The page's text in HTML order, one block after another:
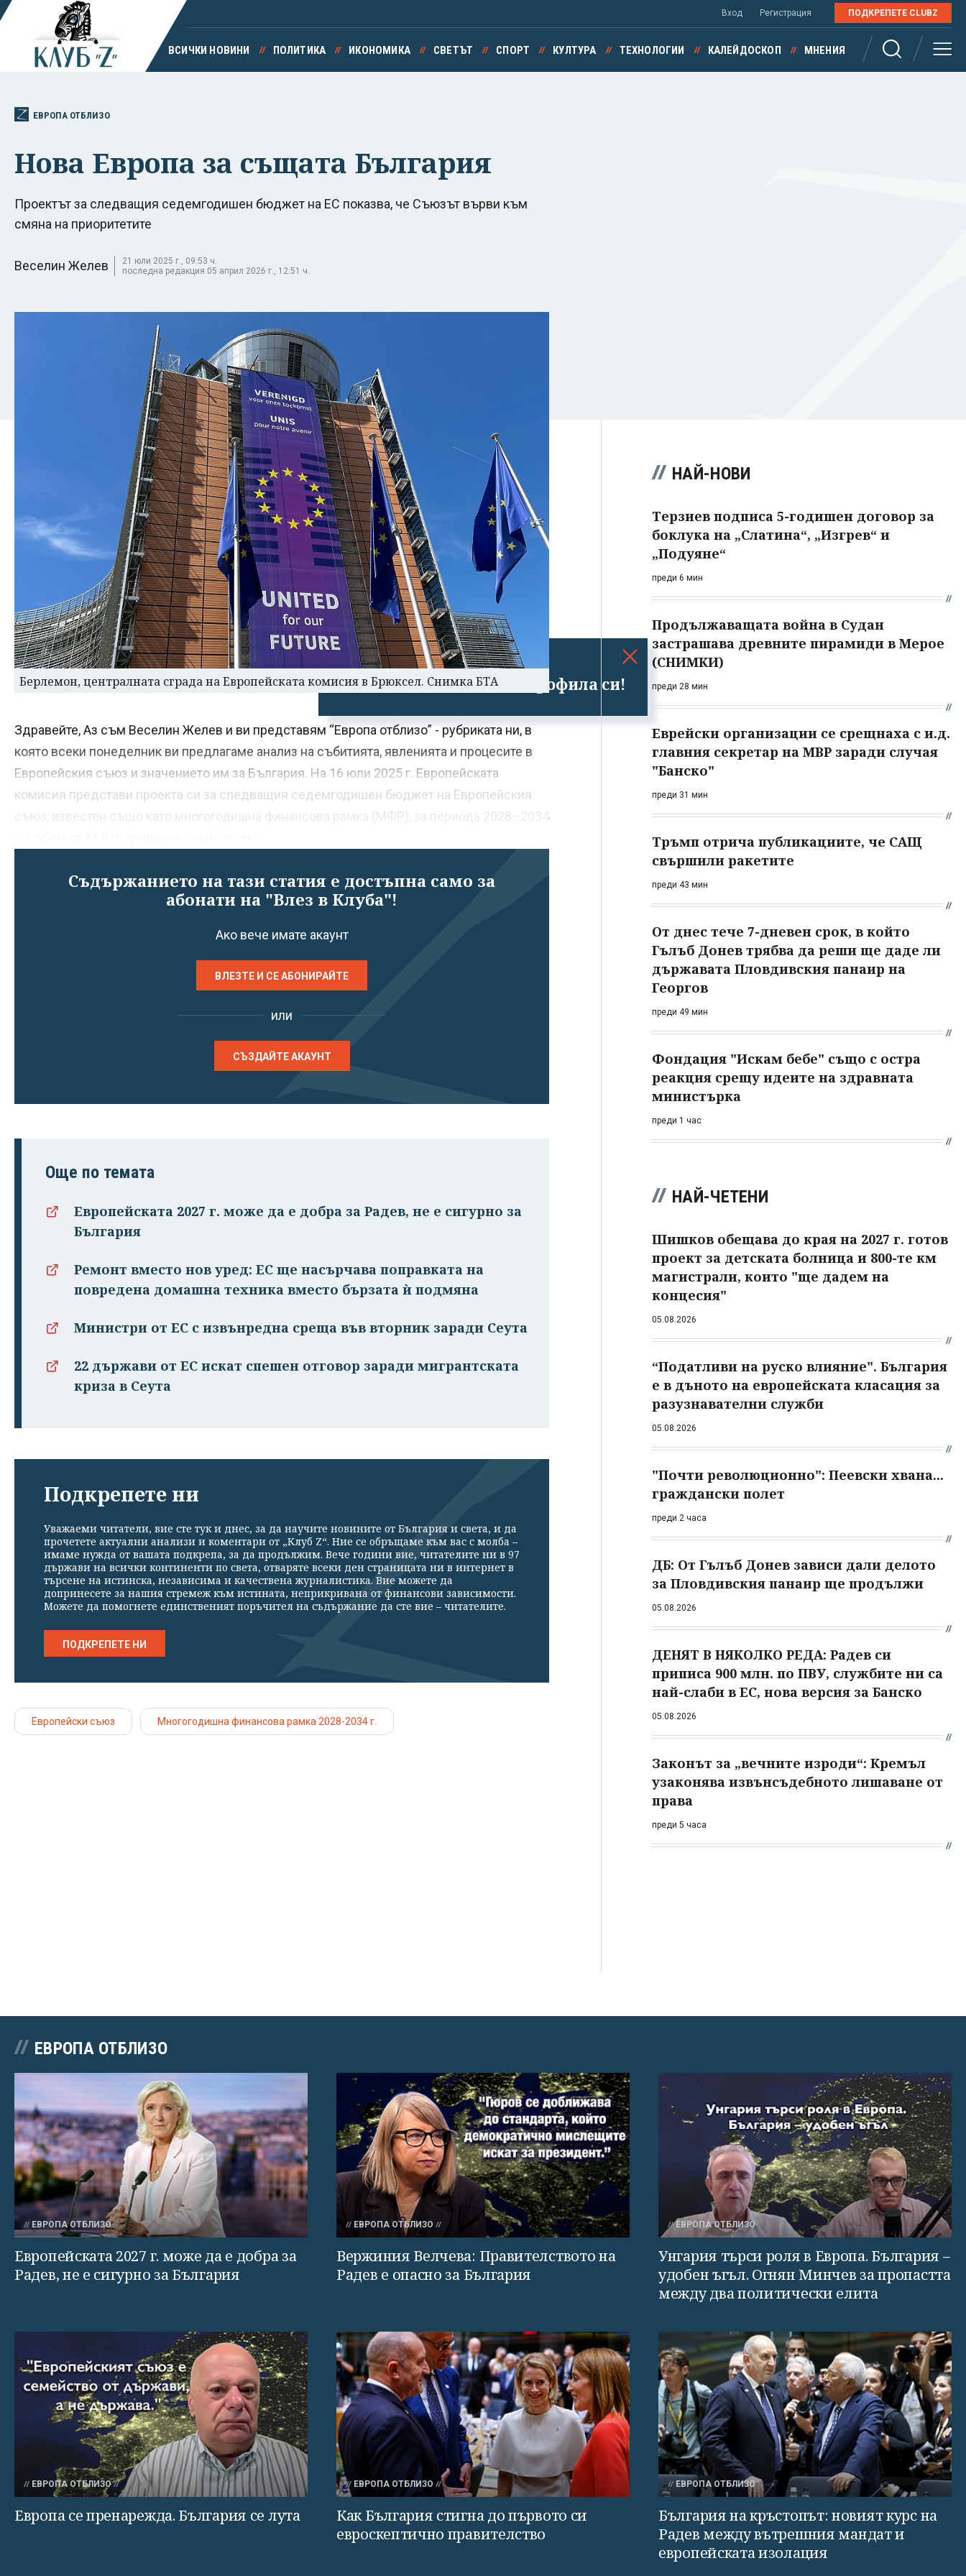
Успешно излязохте от профила си!
Вход Регистрация ПОДКРЕПЕТЕ CLUBZ
ВСИЧКИ НОВИНИ ПОЛИТИКА ИКОНОМИКА СВЕТЪТ СПОРТ КУЛТУРА ТЕХНОЛОГИИ КАЛЕЙДОСКОП МНЕНИЯ
ЕВРОПА ОТБЛИЗО
Нова Европа за същата България
Проектът за следващия седемгодишен бюджет на ЕС показва, че Съюзът върви към
смяна на приоритетите
Веселин Желев
21 юли 2025 г., 09:53 ч.
последна редакция 05 април 2026 г., 12:51 ч.
Берлемон, централната сграда на Европейската комисия в Брюксел. Снимка БТА
Здравейте, Аз съм Веселин Желев и ви представям “Европа отблизо” - рубриката ни, в
която всеки понеделник ви предлагаме анализ на събитията, явленията и процесите в
Европейския съюз и значението им за България. На 16 юли 2025 г. Европейската
комисия представи проекта си за следващия седемгодишен бюджет на Европейския
съюз, известен също като многогодишна финансова рамка (МФР), за периода 2028–2034
Съдържанието на тази статия е достъпна само за
абонати на "Влез в Клуба"!
Ако вече имате акаунт
ВЛЕЗТЕ И СЕ АБОНИРАЙТЕ
или
СЪЗДАЙТЕ АКАУНТ
Още по темата
Европейската 2027 г. може да е добра за Радев, не е сигурно за
България
Ремонт вместо нов уред: ЕС ще насърчава поправката на
повредена домашна техника вместо бързата ѝ подмяна
Министри от ЕС с извънредна среща във вторник заради Сеута
22 държави от ЕС искат спешен отговор заради мигрантската
криза в Сеута
Подкрепете ни
Уважаеми читатели, вие сте тук и днес, за да научите новините от България и света, и да
прочетете актуални анализи и коментари от „Клуб Z“. Ние се обръщаме към вас с молба –
имаме нужда от вашата подкрепа, за да продължим. Вече години вие, читателите ни в 97
държави на всички континенти по света, отваряте всеки ден страницата ни в интернет в
търсене на истинска, независима и качествена журналистика. Вие можете да
допринесете за нашия стремеж към истината, неприкривана от финансови зависимости.
Можете да помогнете единственият поръчител на съдържание да сте вие – читателите.
ПОДКРЕПЕТЕ НИ
Европейски съюз Многогодишна финансова рамка 2028-2034 г.
НАЙ-НОВИ
Терзиев подписа 5-годишен договор за
боклука на „Слатина“, „Изгрев“ и
„Подуяне“
преди 6 мин
Продължаващата война в Судан
застрашава древните пирамиди в Мерое
(СНИМКИ)
преди 28 мин
Еврейски организации се срещнаха с и.д.
главния секретар на МВР заради случая
"Банско"
преди 31 мин
Тръмп отрича публикациите, че САЩ
свършили ракетите
преди 43 мин
От днес тече 7-дневен срок, в който
Гълъб Донев трябва да реши ще даде ли
държавата Пловдивския панаир на
Георгов
преди 49 мин
Фондация "Искам бебе" също с остра
реакция срещу идеите на здравната
министърка
преди 1 час
НАЙ-ЧЕТЕНИ
Шишков обещава до края на 2027 г. готов
проект за детската болница и 800-те км
магистрали, които "ще дадем на
концесия"
05.08.2026
“Податливи на руско влияние". България
е в дъното на европейската класация за
разузнавателни служби
05.08.2026
"Почти революционно": Пеевски хвана...
граждански полет
преди 2 часа
ДБ: От Гълъб Донев зависи дали делото
за Пловдивския панаир ще продължи
05.08.2026
ДЕНЯТ В НЯКОЛКО РЕДА: Радев си
приписа 900 млн. по ПВУ, службите ни са
най-слаби в ЕС, нова версия за Банско
05.08.2026
Законът за „вечните изроди“: Кремъл
узаконява извънсъдебното лишаване от
права
преди 5 часа
ЕВРОПА ОТБЛИЗО
ЕВРОПА ОТБЛИЗО
Европейската 2027 г. може да е добра за
Радев, не е сигурно за България
ЕВРОПА ОТБЛИЗО
Вержиния Велчева: Правителството на
Радев е опасно за България
ЕВРОПА ОТБЛИЗО
Унгария търси роля в Европа. България –
удобен ъгъл. Огнян Минчев за пропастта
между два политически елита
ЕВРОПА ОТБЛИЗО
Европа се пренарежда. България се лута
ЕВРОПА ОТБЛИЗО
Как България стигна до първото си
евроскептично правителство
ЕВРОПА ОТБЛИЗО
България на кръстопът: новият курс на
Радев между вътрешния мандат и
европейската изолация